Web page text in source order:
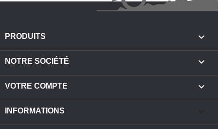
PRODUITS 
NOTRE SOCIÉTÉ 
VOTRE COMPTE 
INFORMATIONS